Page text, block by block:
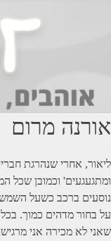
אורנה מרום
ליאור, אחרי שנהרגת
ומתגעגעים' וכמובן שכל
נוסעים ברכב כשעל
על בחור מדהים כמוך.
שאני לא מכירה אני